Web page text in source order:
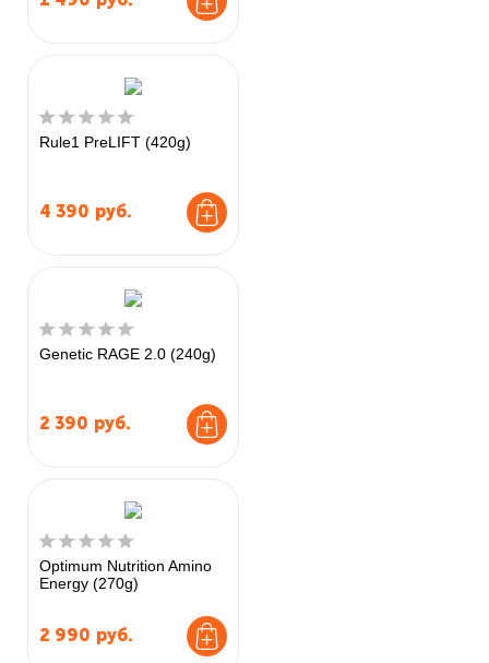
Rule1 PreLIFT (420g)
4 390 руб.
Genetic RAGE 2.0 (240g)
2 390 руб.
Optimum Nutrition Amino
Energy (270g)
2 990 руб.